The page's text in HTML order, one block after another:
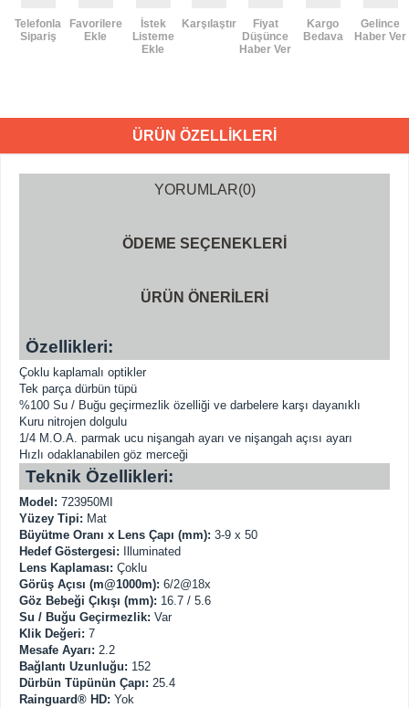
Telefonla
Sipariş
Favorilere
Ekle
İstek
Listeme
Ekle
Karşılaştır
Fiyat
Düşünce
Haber Ver
Kargo
Bedava
Gelince
Haber Ver
ÜRÜN ÖZELLIKLERI
YORUMLAR(0)
ÖDEME SEÇENEKLERI
ÜRÜN ÖNERILERI
Özellikleri:
Çoklu kaplamalı optikler
Tek parça dürbün tüpü
%100 Su / Buğu geçirmezlik özelliği ve darbelere karşı dayanıklı
Kuru nitrojen dolgulu
1/4 M.O.A. parmak ucu nişangah ayarı ve nişangah açısı ayarı
Hızlı odaklanabilen göz merceği
Teknik Özellikleri:
Model: 723950MI
Yüzey Tipi: Mat
Büyütme Oranı x Lens Çapı (mm): 3-9 x 50
Hedef Göstergesi: Illuminated
Lens Kaplaması: Çoklu
Görüş Açısı (m@1000m): 6/2@18x
Göz Bebeği Çıkışı (mm): 16.7 / 5.6
Su / Buğu Geçirmezlik: Var
Klik Değeri: 7
Mesafe Ayarı: 2.2
Bağlantı Uzunluğu: 152
Dürbün Tüpünün Çapı: 25.4
Rainguard® HD: Yok